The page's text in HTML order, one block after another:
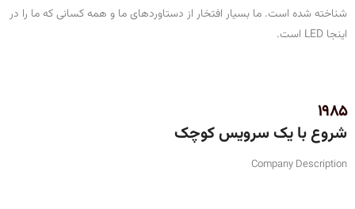
شناخته شده است. ما بسیار افتخار از دستاوردهای ما و همه کسانی که ما را در
اینجا LED است.
1985
شروع با یک سرویس کوچک
Company Description